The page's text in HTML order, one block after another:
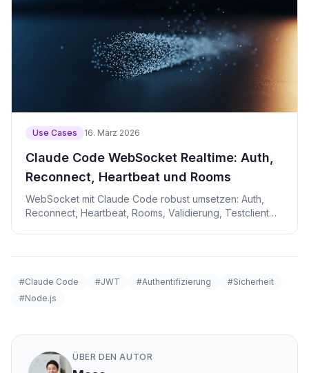
Use Cases 16. März 2026
Claude Code WebSocket Realtime: Auth,
Reconnect, Heartbeat und Rooms
WebSocket mit Claude Code robust umsetzen: Auth,
Reconnect, Heartbeat, Rooms, Validierung, Testclient
#Claude Code #JWT #Authentifizierung
#Sicherheit
#Node.js
ÜBER DEN AUTOR